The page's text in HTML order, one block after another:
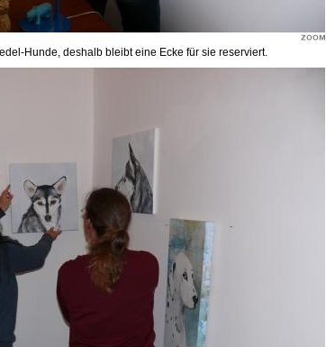
Hunde, deshalb bleibt eine Ecke für sie reserviert.